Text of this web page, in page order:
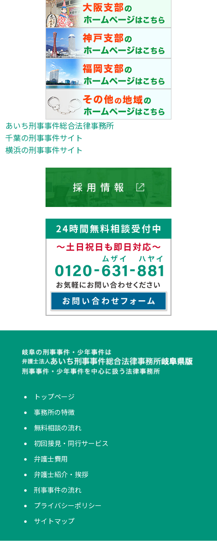
あいち刑事事件総合法律事務所
千葉の刑事事件サイト
横浜の刑事事件サイト
トップページ
事務所の特徴
無料相談の流れ
初回接見・同行サービス
弁護士費用
弁護士紹介・挨拶
刑事事件の流れ
プライバシーポリシー
サイトマップ